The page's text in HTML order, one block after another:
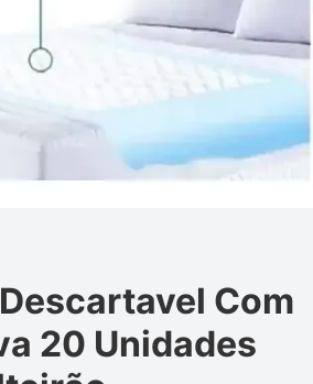
Com
20 Unidades